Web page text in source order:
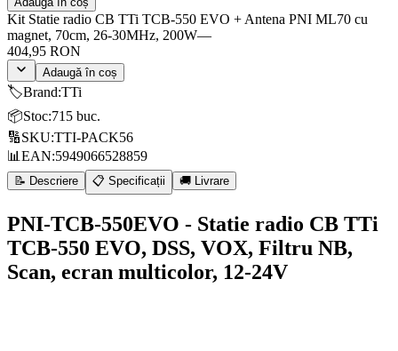
Kit Statie radio CB TTi TCB-550 EVO + Antena PNI ML70 cu
magnet, 70cm, 26-30MHz, 200W—
404,95 RON
Adaugă în coș
🏷️Brand:TTi
📦Stoc:715 buc.
🔢SKU:TTI-PACK56
📊 EAN:5949066528859
📝 Descriere 📋 Specificații 🚚 Livrare
PNI-TCB-550EVO - Statie radio CB TTi
TCB-550 EVO, DSS, VOX, Filtru NB,
Scan, ecran multicolor, 12-24V